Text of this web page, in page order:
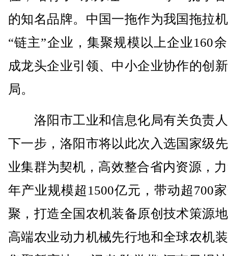
的知名品牌。中国一拖作为我国拖拉
“链主”企业，集聚规模以上企业160
成龙头企业引领、中小企业协作的创
局。
洛阳市工业和信息化局有关负责
下一步，洛阳市将以此次入选国家级
业集群为契机，高效整合省内资源，
年产业规模超1500亿元，带动超700
聚，打造全国农机装备原创技术策源
高端农业动力机械先行地和全球农机